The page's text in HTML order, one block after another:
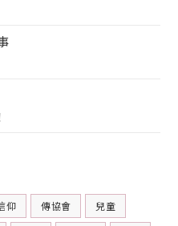
仰 傳協會 兒童